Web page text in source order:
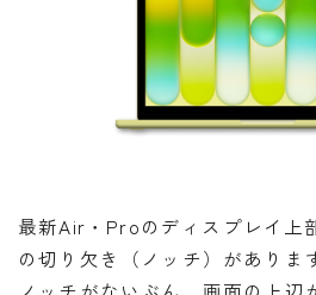
最新Air・Proのディスプレイ上
の切り欠き（ノッチ）がありま